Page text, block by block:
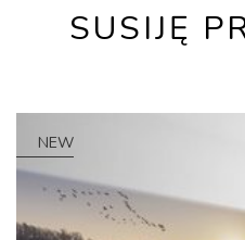
SUSIJĘ